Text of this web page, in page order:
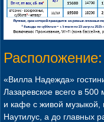
Расположение:
«Вилла Надежда»
Лазаревское всего в
и кафе с живой музыкой,
Наутилус, а до главных